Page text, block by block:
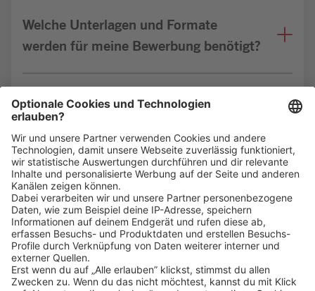
Welche Unterlagen und Formate
werden für meine Bewerbung benötigt?
Bin ich für die Stelle geeignet?
Klickehier, um alle offenen Jobs zu sehen.